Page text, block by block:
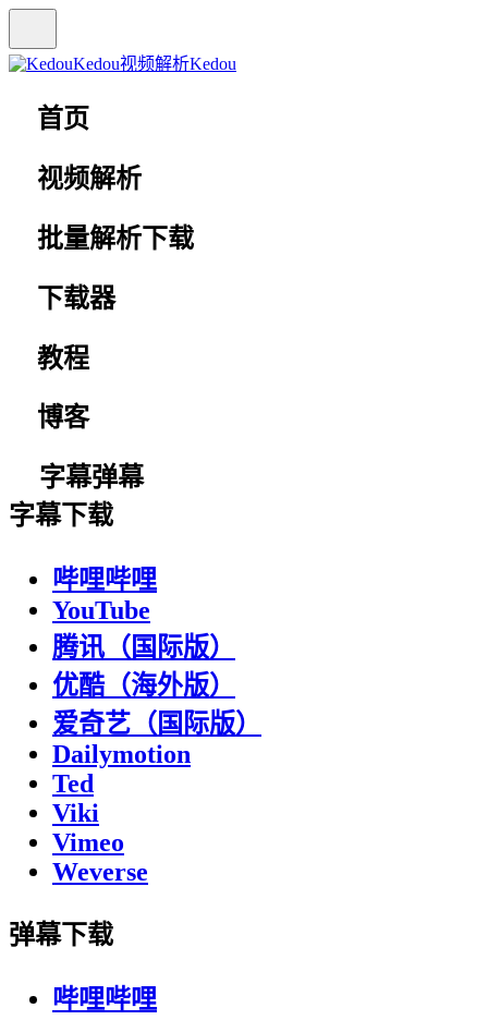
Kedou视频解析Kedou
首页
视频解析
批量解析下载
下载器
教程
博客
字幕弹幕
字幕下载
哔哩哔哩
YouTube
腾讯（国际版）
优酷（海外版）
爱奇艺（国际版）
Dailymotion
Ted
Viki
Vimeo
Weverse
弹幕下载
哔哩哔哩